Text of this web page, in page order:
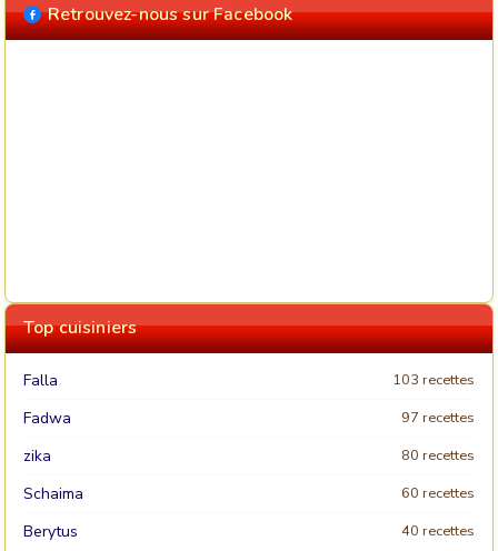
Retrouvez-nous sur Facebook
Top cuisiniers
Falla 103 recettes
Fadwa 97 recettes
zika 80 recettes
Schaima 60 recettes
Berytus 40 recettes